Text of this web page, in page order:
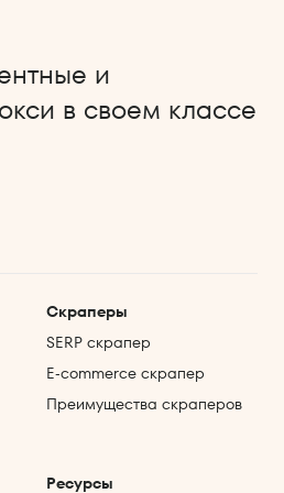
и
в своем классе
Скраперы
SERP скрапер
E‑commerce скрапер
Преимущества скраперов
Ресурсы